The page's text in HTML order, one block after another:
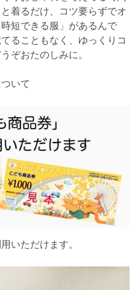
着るだけ、コツ要らずでオ
短できる服」があるんで
ることもなく、ゆっくりコ
ぞおたのしみに。
いて
いただけます。